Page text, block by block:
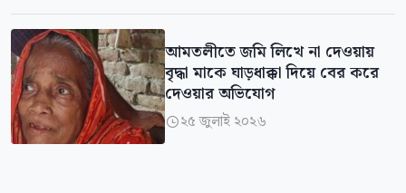
আমতলীতে জমি লিখে না দেওয়ায়
বৃদ্ধা মাকে ঘাড়ধাক্কা দিয়ে বের করে
দেওয়ার অভিযোগ
২৫ জুলাই ২০২৬